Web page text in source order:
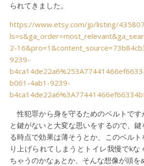
られてきました。
https://www.etsy.com/jp/listing/
2-
9239-
b061-4ab1-9239-
性犯罪から身を守るためのベルトです
と鍵がないと大変な思いをするので、
る時点で効果は薄そうとか、このベル
り上げられてしまうとトイレ我慢でkな
ちゃうのかなぁとか、そんな想像が頭を